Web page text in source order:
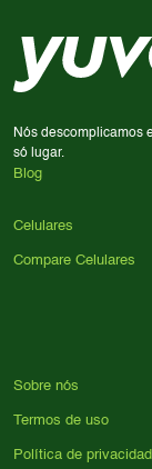
processador e
para encontrar o
Nós descomplicamos
só lugar.
Blog
Celulares
Compare Celulares
Sobre nós
Termos de uso
Política de